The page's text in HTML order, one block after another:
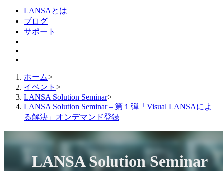
LANSAとは
ブログ
サポート
ホーム>
イベント >
LANSA Solution Seminar>
LANSA Solution Seminar – 第１弾「Visual LANSAによ
る解決」オンデマンド登録
LANSA Solution Seminar